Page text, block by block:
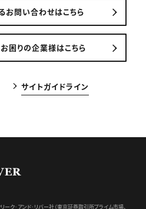
お問い合わせはこちら
困りの企業様はこちら
サイトガイドライン
ーク･アンド･リバー社（東京証券取引所プライム市場、